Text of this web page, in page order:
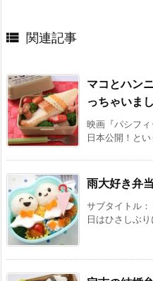
 関連記事
マコとハン
っちゃいま
映画『パシフ
日本公開！と
雨大好き弁当
サブタイトル
日はひさしぶ